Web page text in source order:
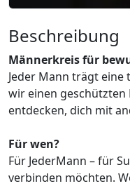
Beschreibung
Männerkreis für
Jeder Mann trägt
wir einen geschützten
entdecken, dich mit
Für wen?
Für JederMann – für
verbinden möchten.